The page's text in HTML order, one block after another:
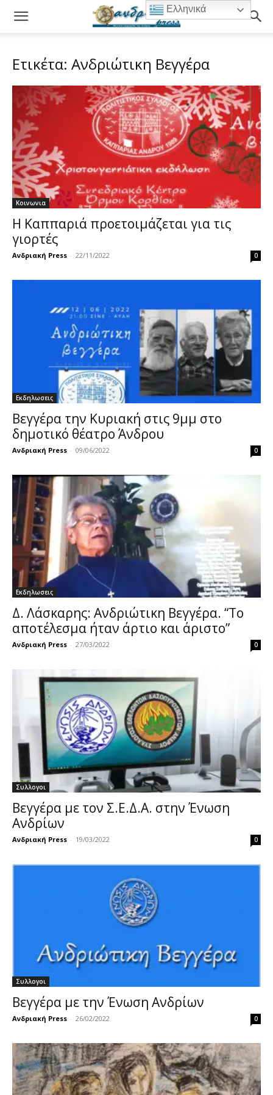
Ετικέτα: Ανδριώτικη Βεγγέρα
Κοινωνια
Η Καππαριά προετοιμάζεται για τις
γιορτές
Ανδριακή Press - 22/11/2022 0
Εκδηλωσεις
Βεγγέρα την Κυριακή στις 9μμ στο
δημοτικό θέατρο Άνδρου
Ανδριακή Press - 09/06/2022 0
Εκδηλωσεις
Δ. Λάσκαρης: Ανδριώτικη Βεγγέρα. “Το
αποτέλεσμα ήταν άρτιο και άριστο”
Ανδριακή Press - 27/03/2022 0
Συλλογοι
Βεγγέρα με τον Σ.Ε.Δ.Α. στην Ένωση
Ανδρίων
Ανδριακή Press - 19/03/2022 0
Συλλογοι
Βεγγέρα με την Ένωση Ανδρίων
Ανδριακή Press - 26/02/2022 0
Ελληνικά